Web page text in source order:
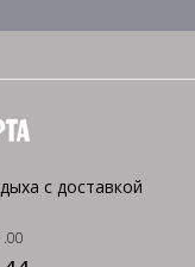
с доставкой